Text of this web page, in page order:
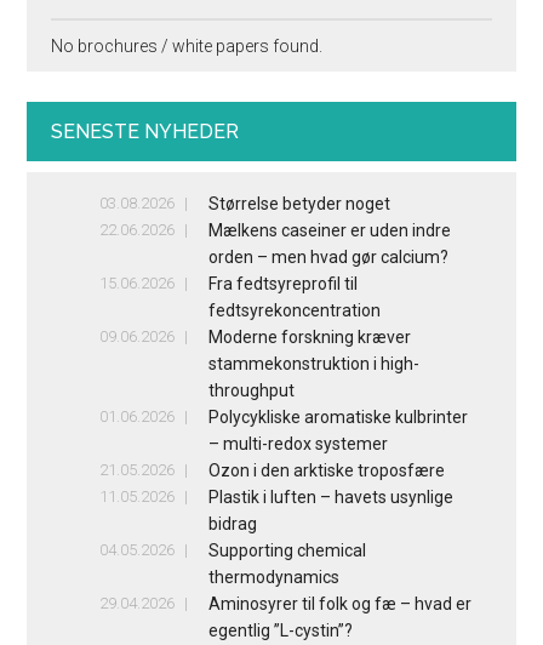
No brochures / white papers found.
SENESTE NYHEDER
03.08.2026 Størrelse betyder noget
22.06.2026
Mælkens caseiner er uden indre
orden – men hvad gør calcium?
15.06.2026
Fra fedtsyreprofil til
fedtsyrekoncentration
09.06.2026
Moderne forskning kræver
stammekonstruktion i high-
throughput
01.06.2026
Polycykliske aromatiske kulbrinter
– multi-redox systemer
21.05.2026 Ozon i den arktiske troposfære
11.05.2026
Plastik i luften – havets usynlige
bidrag
04.05.2026
Supporting chemical
thermodynamics
29.04.2026
Aminosyrer til folk og fæ – hvad er
egentlig ”L-cystin”?